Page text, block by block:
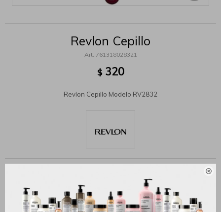

Revlon Cepillo
761318028321
$ 320
Revlon Cepillo Modelo RV2832
Productos que te pueden interesar